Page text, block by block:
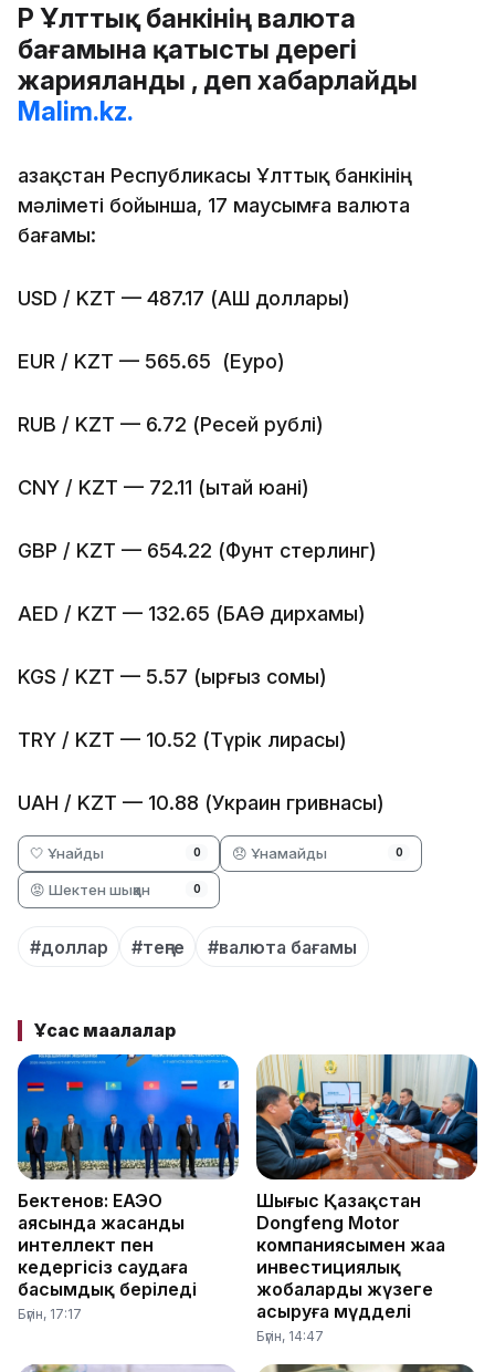
ҚР Ұлттық банкінің валюта
бағамына қатысты дерегі
жарияланды , деп хабарлайды
Malim.kz.
Қазақстан Республикасы Ұлттық банкінің
мәліметі бойынша, 17 маусымға валюта
бағамы:
USD / KZT — 487.17 (АҚШ доллары)
EUR / KZT — 565.65 (Еуро)
RUB / KZT — 6.72 (Ресей рублі)
CNY / KZT — 72.11 (Қытай юані)
GBP / KZT — 654.22 (Фунт стерлинг)
AED / KZT — 132.65 (БАӘ дирхамы)
KGS / KZT — 5.57 (Қырғыз сомы)
TRY / KZT — 10.52 (Түрік лирасы)
UAH / KZT — 10.88 (Украин гривнаcы)
🤍 Ұнайды 0 😞 Ұнамайды 0
😡 Шектен шыққан 0
#доллар #теңге #валюта бағамы
Ұқсас мақалалар
Бектенов: ЕАЭО
аясында жасанды
интеллект пен
кедергісіз саудаға
басымдық беріледі
Бүгін, 17:17
Шығыс Қазақстан
Dongfeng Motor
компаниясымен жаңа
инвестициялық
жобаларды жүзеге
асыруға мүдделі
Бүгін, 14:47